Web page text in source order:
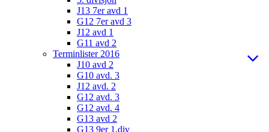
J13 7er avd 1
G12 7er avd 3
J12 avd 1
G11 avd 2
Terminlister 2016
J10 avd 2
G10 avd. 3
J12 avd. 2
G12 avd. 3
G12 avd. 4
G13 avd 2
G13 9er 1.div